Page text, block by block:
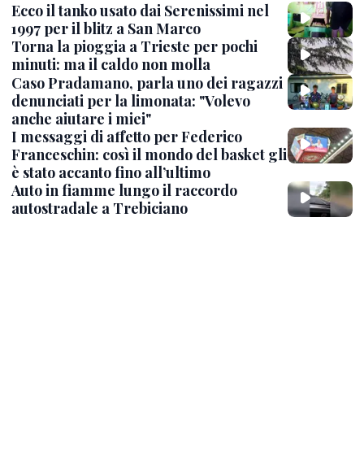
Ecco il tanko usato dai Serenissimi nel
1997 per il blitz a San Marco
Torna la pioggia a Trieste per pochi
minuti: ma il caldo non molla
Caso Pradamano, parla uno dei ragazzi
denunciati per la limonata: "Volevo
anche aiutare i miei"
I messaggi di affetto per Federico
Franceschin: così il mondo del basket gli
è stato accanto fino all’ultimo
Auto in fiamme lungo il raccordo
autostradale a Trebiciano